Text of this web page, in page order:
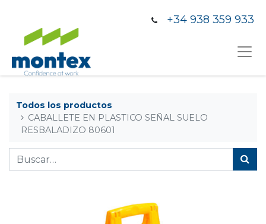
+34 938 359 933
Todos los productos
CABALLETE EN PLASTICO SEÑAL SUELO
RESBALADIZO 80601